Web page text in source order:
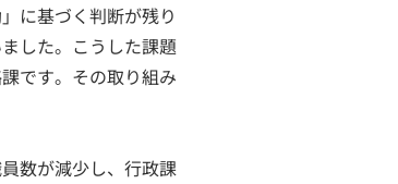
に基づく判断が残り
した。こうした課題
です。その取り組み
数が減少し、行政課